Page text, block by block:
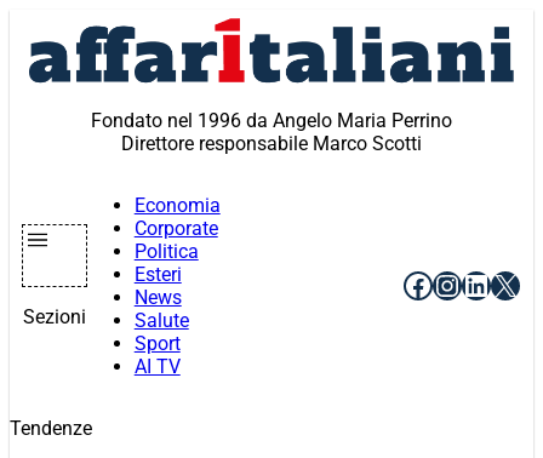
contenuto
Fondato nel 1996 da Angelo Maria Perrino
Direttore responsabile Marco Scotti
Sezioni
Economia
Corporate
Politica
Esteri
News
Salute
Sport
AI TV
Facebook
X
Tendenze